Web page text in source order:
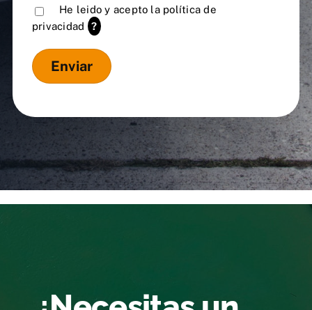
He leido y acepto la política de
privacidad
?